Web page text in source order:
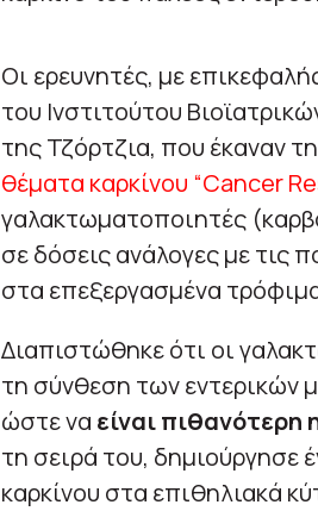
Οι ερευνητές, με
του Ινστιτούτου
της Τζόρτζια, που έκαναν τη
θέματα καρκίνου “Cancer
γαλακτωματοποιητές
σε δόσεις ανάλογες με τις
στα επεξεργασμένα
Διαπιστώθηκε ότι οι
τη σύνθεση των εντερικών
ώστε να είναι
τη σειρά του, δημιούργησε
καρκίνου στα επιθηλιακά